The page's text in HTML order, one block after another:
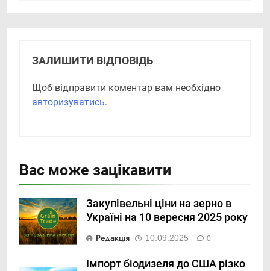
ЗАЛИШИТИ ВІДПОВІДЬ
Щоб відправити коментар вам необхідно
авторизуватись.
Вас може зацікавити
Закупівельні ціни на зерно в
Україні на 10 вересня 2025 року
Редакція 10.09.2025 0
Імпорт біодизеля до США різко